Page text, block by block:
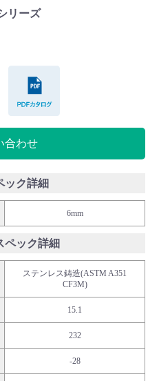
リーズ
合わせ
ック詳細
6mm
ペック詳細
ステンレス鋳造(ASTM A351
CF3M)
15.1
232
-28